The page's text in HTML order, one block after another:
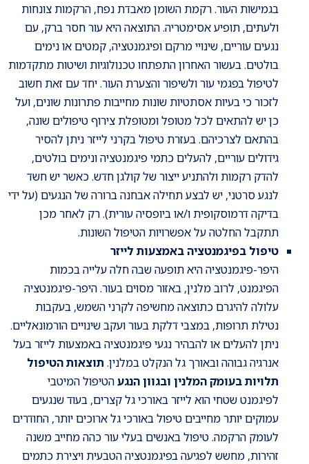
בגמישות העור. רקמת השומן מאבדת נפח, הרקמות צונחות
ולעתים, תופיע אסימטריה. התוצאה היא עור חסר ברק, עם
נגעים עוריים, שינויי מרקם ופיגמנטציה, קמטים או נימים
בולטים. בעשור האחרון התפתחו טכנולוגיות ושיטות מתקדמות
לטיפול בפגמי עור ולשיפור והצערת העור. יחד עם זאת חשוב
לזכור כי בעיות אסתטיות שונות מחייבות פתרונות שונים, ועל
כן יש להתאים לכל מטופל ומטופלת צירוף טיפולים שונה,
בהתאם לצרכיהם. בעזרת טיפול בקרני לייזר ניתן להסיר
גידולים עוריים, להעלים כתמי פיגמנטציה ונימים בולטים,
להדק רקמות ולהתניע ייצור של קולגן חדש. כאשר יש חשד
לנגע סרטני, יש לבצע תחילה אבחנה ברורה של הנגעים (על ידי
בדיקה דרמוסקופית ו/או ביופסיה עורית). רק לאחר מכן
תתקבל החלטה על אפשרויות הטיפול השונות.
טיפול בפיגמנטציה באמצעות לייזר
היפר-פיגמנטציה היא תופעה שבה חלה עלייה בכמות
הפיגמנט, לרוב מלנין, באזור מסוים בעור. היפר-פיגמנטציה
עלולה להיגרם כתוצאה מחשיפה לקרני השמש, בעקבות
נטילת תרופות, במצבי דלקת בעור ועקב שינויים הורמונאליים.
ניתן להעלים או להבהיר נגעי פיגמנטציה באמצעות לייזר בעל
אנרגיה גבוהה ובאורך גל הנקלט במלנין. תוצאות הטיפול
תלויות בעומק המלנין ובגוון הנגעהטיפול המיטבי
לפיגמנט שטחי הוא לייזר באורכי גל קצרים, בעוד שנגעים
עמוקים יותר מחייבים טיפול באורכי גל ארוכים יותר, החודרים
לעומק הרקמה. טיפול באנשים בעלי עור כהה מחייב משנה
זהירות, מחשש לפגיעה בפיגמנטציה הטבעית ויצירת כתמים